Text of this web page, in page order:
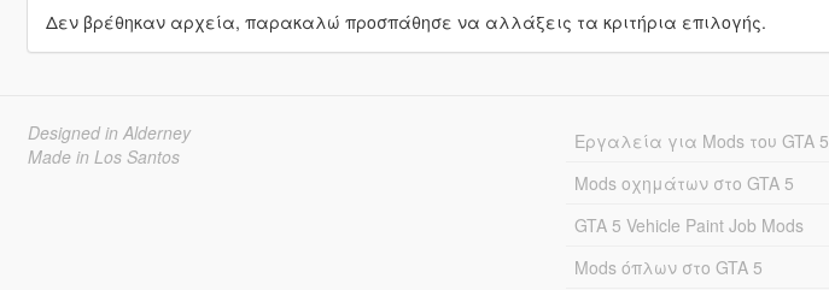
Δεν βρέθηκαν αρχεία, παρακαλώ προσπάθησε να αλλάξεις τα κριτήρια επιλογής.
Designed in Alderney
Made in Los Santos
Εργαλεία για Mods του GTA 5
Mods οχημάτων στο GTA 5
GTA 5 Vehicle Paint Job Mods
Mods όπλων στο GTA 5